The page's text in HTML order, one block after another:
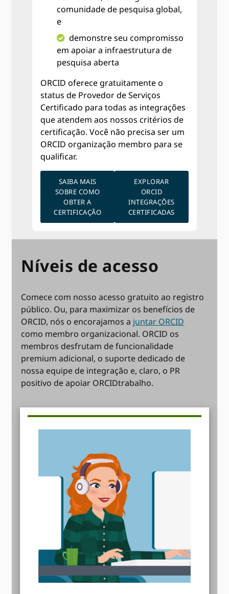
comunidade de pesquisa global,
e
demonstre seu compromisso
em apoiar a infraestrutura de
pesquisa aberta
ORCID oferece gratuitamente o
status de Provedor de Serviços
Certificado para todas as integrações
que atendem aos nossos critérios de
certificação. Você não precisa ser um
ORCID organização membro para se
qualificar.
SAIBA MAIS
SOBRE COMO
OBTER A
CERTIFICAÇÃO
EXPLORAR
ORCID
INTEGRAÇÕES
CERTIFICADAS
Níveis de acesso
Comece com nosso acesso gratuito ao registro
público. Ou, para maximizar os benefícios de
ORCID, nós o encorajamos a juntar ORCID
como membro organizacional. ORCID os
membros desfrutam de funcionalidade
premium adicional, o suporte dedicado de
nossa equipe de integração e, claro, o PR
positivo de apoiar ORCIDtrabalho.